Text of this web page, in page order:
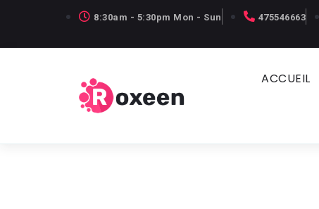
8:30am - 5:30pm Mon - Sun 475546663
ACCUEIL